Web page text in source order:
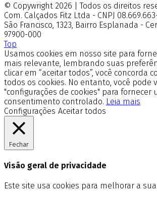
© Copywright 2026 | Todos os direitos
Com. Calçados Fitz Ltda - CNPJ
São Francisco, 1323, Bairro Esplanada -
97900-000
Top
Usamos cookies em nosso site para
mais relevante, lembrando suas
clicar em “aceitar todos”, você concorda
todos os cookies. No entanto, você pode
"configurações de cookies" para fornecer
consentimento controlado. Leia mais
Configurações Aceitar todos
Fechar
Visão geral de privacidade
Este site usa cookies para melhorar a